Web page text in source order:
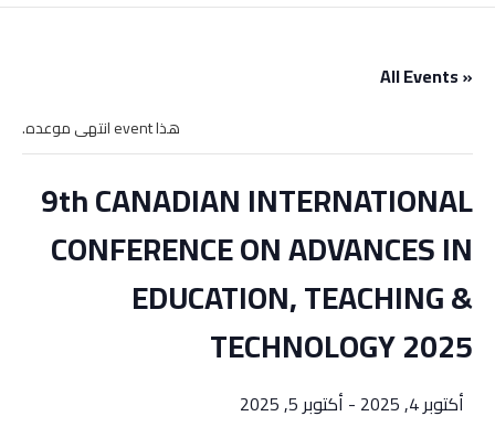
« All Events
هذا event انتهى موعده.
9th CANADIAN INTERNATIONAL
CONFERENCE ON ADVANCES IN
EDUCATION, TEACHING &
TECHNOLOGY 2025
أكتوبر 4, 2025 - أكتوبر 5, 2025